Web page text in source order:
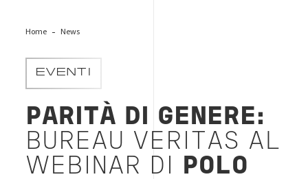
Home News
EVENTI
PARITÀ DI GENERE:
BUREAU VERITAS AL
WEBINAR DI
POLO